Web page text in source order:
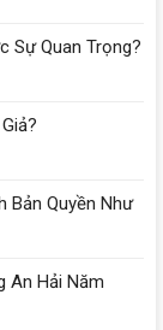
Sự Quan Trọng?
Bản Quyền Như
An Hải Năm